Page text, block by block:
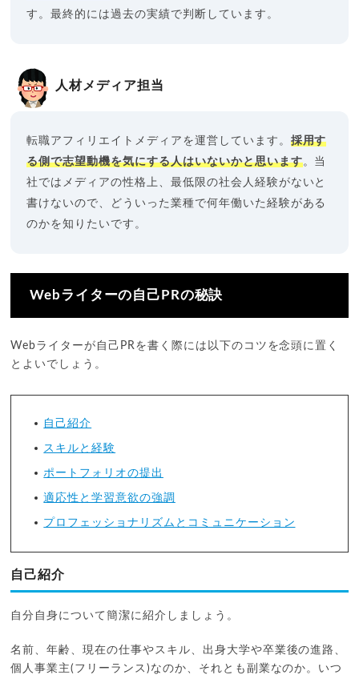
す。最終的には過去の実績で判断しています。
人材メディア担当
転職アフィリエイトメディアを運営しています。 採用す
る側で志望動機を気にする人はいないかと思います。当
社ではメディアの性格上、最低限の社会人経験がないと
書けないので、どういった業種で何年働いた経験がある
のかを知りたいです。
Webライターの自己PRの秘訣
Webライターが自己PRを書く際には以下のコツを念頭に置く
とよいでしょう。
自己紹介
スキルと経験
ポートフォリオの提出
適応性と学習意欲の強調
プロフェッショナリズムとコミュニケーション
自己紹介
自分自身について簡潔に紹介しましょう。
名前、年齢、現在の仕事やスキル、出身大学や卒業後の進路、
個人事業主(フリーランス)なのか、それとも副業なのか。いつ